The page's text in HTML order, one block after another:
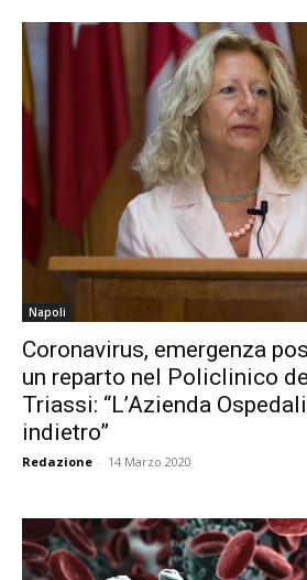
Napoli
Coronavirus, emergenza
un reparto nel Policlinico
Triassi: “L’Azienda
indietro”
Redazione - 14 Marzo 2020